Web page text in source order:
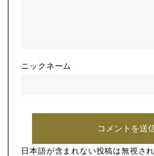
ニックネーム
日本語が含まれない投稿は無視さ